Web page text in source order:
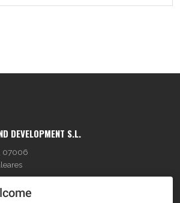
DEVELOPMENT S.L.
07006